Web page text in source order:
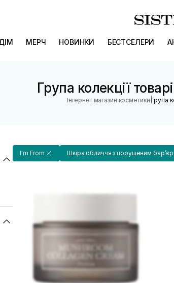
МЕРЧ НОВИНКИ БЕСТСЕЛЕРИ
Група колекції
Інтернет магазин косметики |Група
I'm From Шкіра обличчя з порушеним